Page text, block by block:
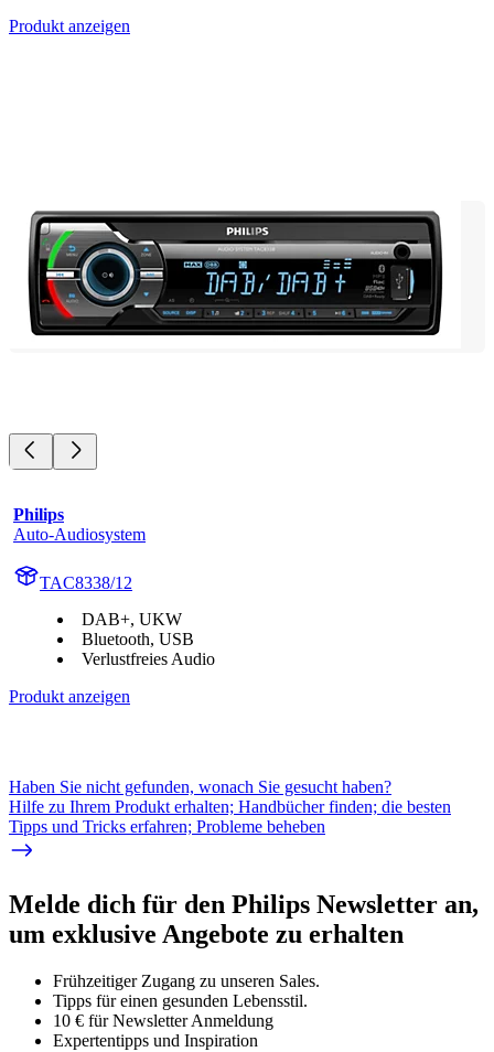
Produkt anzeigen
Philips
Auto-Audiosystem
TAC8338/12
DAB+, UKW
Bluetooth, USB
Verlustfreies Audio
Produkt anzeigen
Haben Sie nicht gefunden, wonach Sie gesucht haben?
Hilfe zu Ihrem Produkt erhalten; Handbücher finden; die besten
Tipps und Tricks erfahren; Probleme beheben
Melde dich für den Philips Newsletter an,
um exklusive Angebote zu erhalten
Frühzeitiger Zugang zu unseren Sales.
Tipps für einen gesunden Lebensstil.
10 € für Newsletter Anmeldung
Expertentipps und Inspiration